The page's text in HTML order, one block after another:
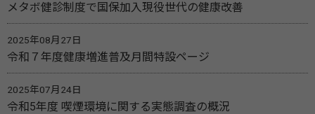
メタボ健診制度で国保加入現役世代の健康改善
2025年08月27日
令和７年度健康増進普及月間特設ページ
2025年07月24日
令和5年度 喫煙環境に関する実態調査の概況